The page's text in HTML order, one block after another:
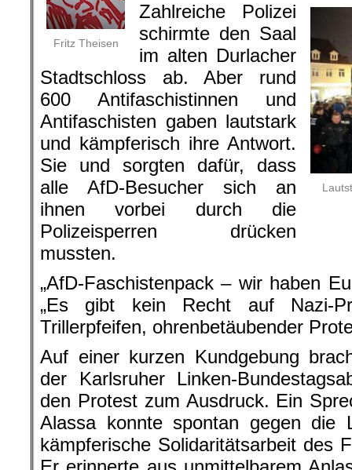
Fritz Theisen
Zahlreiche Polizei
schirmte den Saal
im alten Durlacher
Stadtschloss ab. Aber rund
600 Antifaschistinnen und
Antifaschisten gaben lautstark
und kämpferisch ihre Antwort.
Sie und sorgten dafür, dass
alle AfD-Besucher sich an
ihnen vorbei durch die
Polizeisperren drücken
mussten.
„AfD-Faschistenpack – wir haben
„Es gibt kein Recht auf Nazi-
Trillerpfeifen, ohrenbetäubender
Auf einer kurzen Kundgebung
der Karlsruher Linken-
den Protest zum Ausdruck. Ein
Alassa konnte spontan gegen die
kämpferische Solidaritätsarbeit des